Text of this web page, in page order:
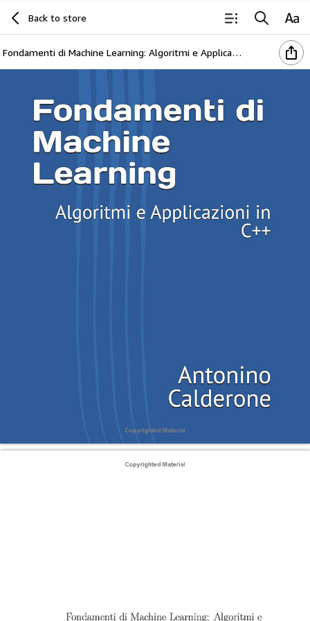
Back to store
Fondamenti di Machine Learning: Algoritmi e Applicazioni in C++ (Italian Edition)